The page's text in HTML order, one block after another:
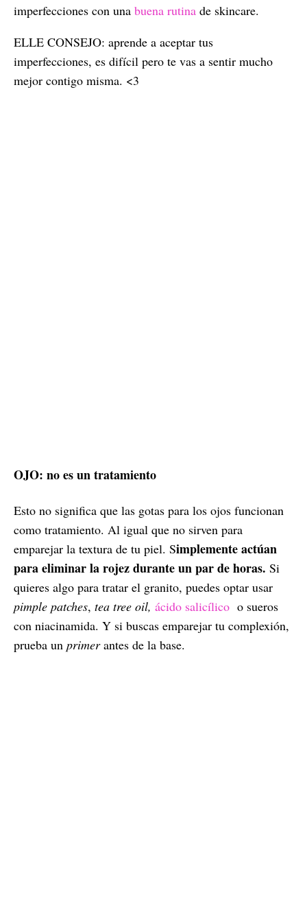
imperfecciones con una buena rutina de skincare.
ELLE CONSEJO: aprende a aceptar tus
imperfecciones, es difícil pero te vas a sentir mucho
mejor contigo misma. <3
OJO: no es un tratamiento
Esto no significa que las gotas para los ojos funcionan
como tratamiento. Al igual que no sirven para
emparejar la textura de tu piel. Simplemente actúan
para eliminar la rojez durante un par de horas. Si
quieres algo para tratar el granito, puedes optar usar
pimple patches, tea tree oil, ácido salicílico o sueros
con niacinamida. Y si buscas emparejar tu complexión,
prueba un primerantes de la base.